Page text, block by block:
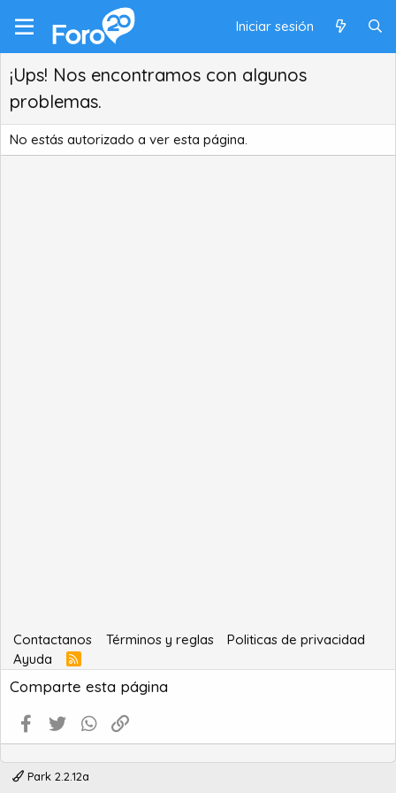
Iniciar sesión
¡Ups! Nos encontramos con algunos
problemas.
No estás autorizado a ver esta página.
Contactanos Términos y reglas
Politicas de privacidad
Ayuda
R
S
S
Comparte esta página
Facebook
Twitter WhatsApp
Park 2.2.12a